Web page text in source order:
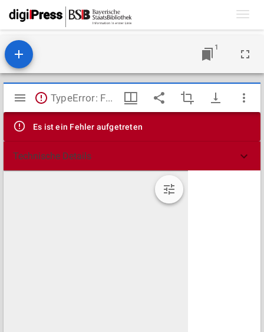
1
Mirador
Viewer
TypeError: Failed to fetch
Es ist ein Fehler aufgetreten
Technische Details